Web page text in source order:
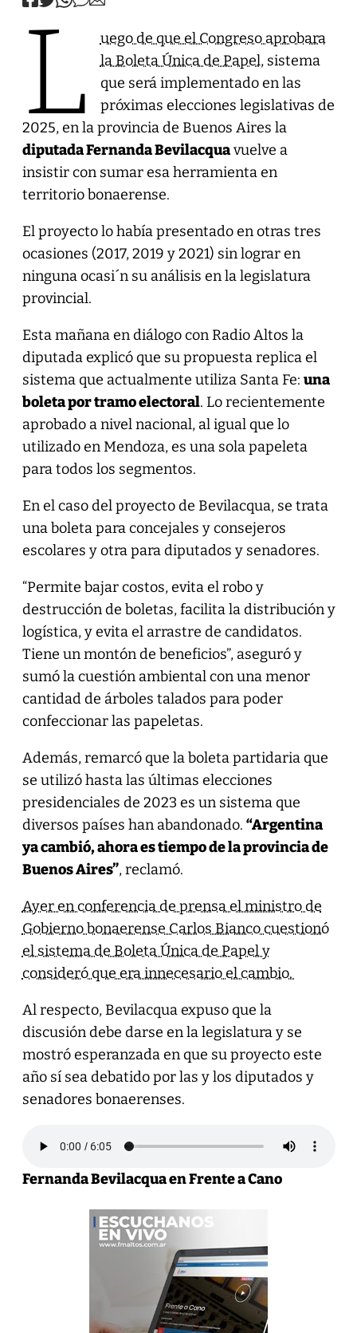
L
uego de que el Congreso aprobara
la Boleta Única de Papel, sistema
que será implementado en las
próximas elecciones legislativas de
2025, en la provincia de Buenos Aires la
diputada Fernanda Bevilacquavuelve a
insistir con sumar esa herramienta en
territorio bonaerense.
El proyecto lo había presentado en otras tres
ocasiones (2017, 2019 y 2021) sin lograr en
ninguna ocasi´n su análisis en la legislatura
provincial.
Esta mañana en diálogo con Radio Altos la
diputada explicó que su propuesta replica el
sistema que actualmente utiliza Santa Fe: una
boleta por tramo electoral. Lo recientemente
aprobado a nivel nacional, al igual que lo
utilizado en Mendoza, es una sola papeleta
para todos los segmentos.
En el caso del proyecto de Bevilacqua, se trata
una boleta para concejales y consejeros
escolares y otra para diputados y senadores.
“Permite bajar costos, evita el robo y
destrucción de boletas, facilita la distribución y
logística, y evita el arrastre de candidatos.
Tiene un montón de beneficios”, aseguró y
sumó la cuestión ambiental con una menor
cantidad de árboles talados para poder
confeccionar las papeletas.
Además, remarcó que la boleta partidaria que
se utilizó hasta las últimas elecciones
presidenciales de 2023 es un sistema que
diversos países han abandonado. “Argentina
ya cambió, ahora es tiempo de la provincia de
Buenos Aires”, reclamó.
Ayer en conferencia de prensa el ministro de
Gobierno bonaerense Carlos Bianco cuestionó
el sistema de Boleta Única de Papel y
consideró que era innecesario el cambio.
Al respecto, Bevilacqua expuso que la
discusión debe darse en la legislatura y se
mostró esperanzada en que su proyecto este
año sí sea debatido por las y los diputados y
senadores bonaerenses.
Fernanda Bevilacqua en Frente a Cano